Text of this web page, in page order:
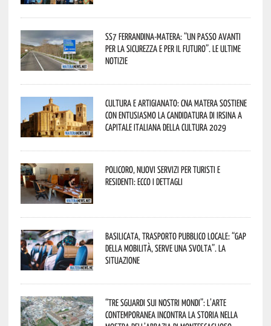
SS7 Ferrandina-Matera: “Un passo avanti
per la sicurezza e per il futuro”. Le ultime
notizie
Cultura e Artigianato: CNA Matera sostiene
con entusiasmo la candidatura di Irsina a
Capitale Italiana della Cultura 2029
Policoro, nuovi servizi per turisti e
residenti: ecco i dettagli
Basilicata, trasporto pubblico locale: “Gap
della mobilità, serve una svolta”. La
situazione
“Tre Sguardi sui Nostri Mondi”: l’arte
contemporanea incontra la storia nella